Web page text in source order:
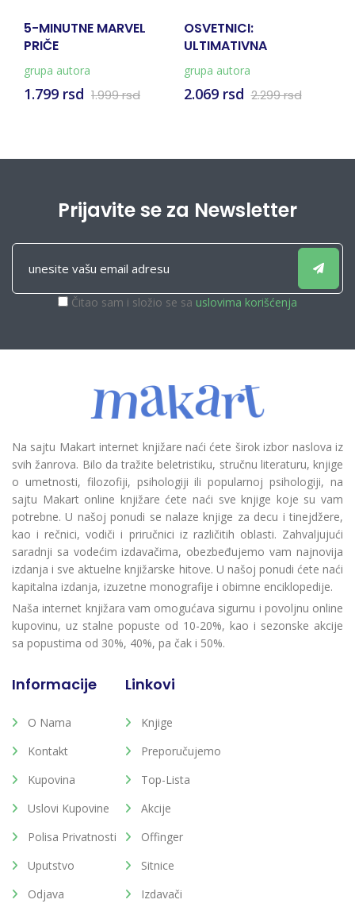
5-MINUTNE MARVEL
PRIČE
grupa autora
1.799 rsd 1.999 rsd
OSVETNICI:
ULTIMATIVNA
ENCIKLOPEDIJA
grupa autora
2.069 rsd 2.299 rsd
Prijavite se za Newsletter
Čitao sam i složio se sa uslovima korišćenja
Na sajtu Makart internet knjižare naći ćete širok izbor naslova iz
svih žanrova. Bilo da tražite beletristiku, stručnu literaturu, knjige
o umetnosti, filozofiji, psihologiji ili popularnoj psihologiji, na
sajtu Makart online knjižare ćete naći sve knjige koje su vam
potrebne. U našoj ponudi se nalaze knjige za decu i tinejdžere,
kao i rečnici, vodiči i priručnici iz različitih oblasti. Zahvaljujući
saradnji sa vodećim izdavačima, obezbeđujemo vam najnovija
izdanja i sve aktuelne knjižarske hitove. U našoj ponudi ćete naći
kapitalna izdanja, izuzetne monografije i obimne enciklopedije.
Naša internet knjižara vam omogućava sigurnu i povoljnu online
kupovinu, uz stalne popuste od 10-20%, kao i sezonske akcije
sa popustima od 30%, 40%, pa čak i 50%.
Informacije
O Nama
Kontakt
Kupovina
Uslovi Kupovine
Polisa Privatnosti
Uputstvo
Odjava
Linkovi
Knjige
Preporučujemo
Top-Lista
Akcije
Offinger
Sitnice
Izdavači